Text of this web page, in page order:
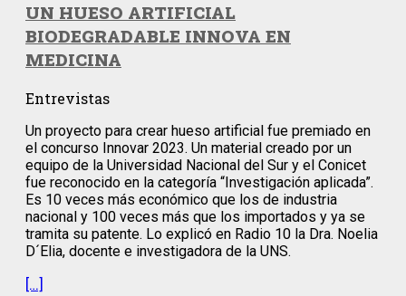
UN HUESO ARTIFICIAL
BIODEGRADABLE INNOVA EN
MEDICINA
Entrevistas
Un proyecto para crear hueso artificial fue premiado en
el concurso Innovar 2023. Un material creado por un
equipo de la Universidad Nacional del Sur y el Conicet
fue reconocido en la categoría “Investigación aplicada”.
Es 10 veces más económico que los de industria
nacional y 100 veces más que los importados y ya se
tramita su patente. Lo explicó en Radio 10 la Dra. Noelia
D´Elia, docente e investigadora de la UNS.
[…]